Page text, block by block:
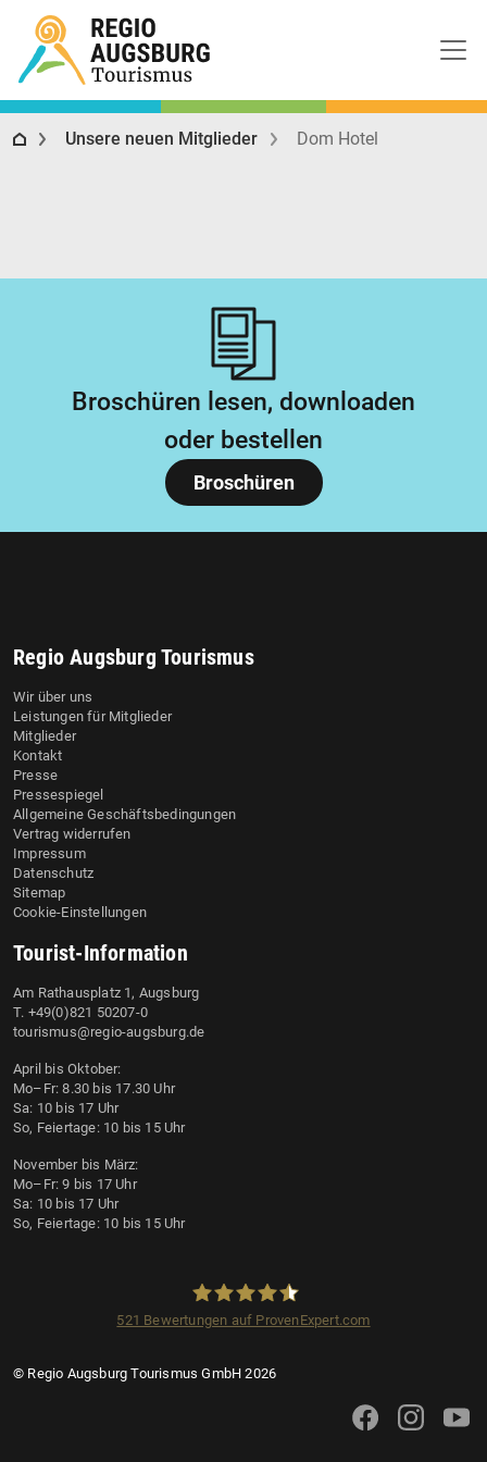
Regio Augsburg Tourismus
Unsere neuen Mitglieder Dom Hotel
Broschüren lesen, downloaden
oder bestellen
Broschüren
Regio Augsburg Tourismus
Wir über uns
Leistungen für Mitglieder
Mitglieder
Kontakt
Presse
Pressespiegel
Allgemeine Geschäftsbedingungen
Vertrag widerrufen
Impressum
Datenschutz
Sitemap
Cookie-Einstellungen
Tourist-Information
Am Rathausplatz 1, Augsburg
T. +49(0)821 50207-0
tourismus@regio-augsburg.de
April bis Oktober:
Mo–Fr: 8.30 bis 17.30 Uhr
Sa: 10 bis 17 Uhr
So, Feiertage: 10 bis 15 Uhr
November bis März:
Mo–Fr: 9 bis 17 Uhr
Sa: 10 bis 17 Uhr
So, Feiertage: 10 bis 15 Uhr
521 Bewertungen auf ProvenExpert.com
© Regio Augsburg Tourismus GmbH 2026
Augsburg
Augsburg Tourismus